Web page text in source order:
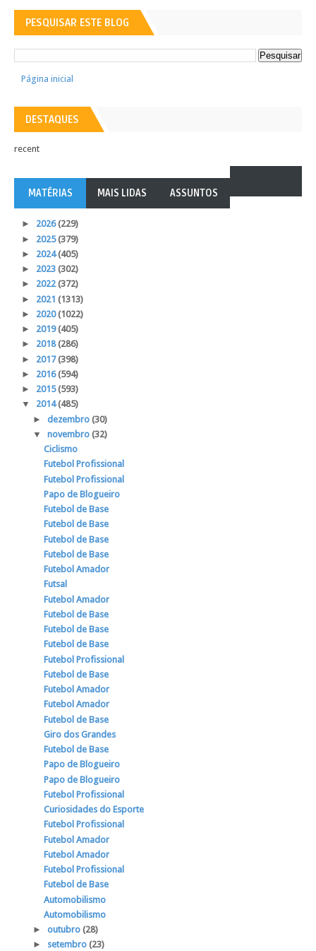
PESQUISAR ESTE BLOG
Página inicial
DESTAQUES
recent
MATÉRIAS MAIS LIDAS ASSUNTOS
► 2026(229)
► 2025(379)
► 2024(405)
► 2023 (302)
► 2022(372)
► 2021 (1313)
► 2020(1022)
► 2019(405)
► 2018(286)
► 2017(398)
► 2016(594)
► 2015(593)
▼ 2014(485)
► dezembro (30)
▼ novembro (32)
Ciclismo
Futebol Profissional
Futebol Profissional
Papo de Blogueiro
Futebol de Base
Futebol de Base
Futebol de Base
Futebol de Base
Futebol Amador
Futsal
Futebol Amador
Futebol de Base
Futebol de Base
Futebol de Base
Futebol Profissional
Futebol de Base
Futebol Amador
Futebol Amador
Futebol de Base
Giro dos Grandes
Futebol de Base
Papo de Blogueiro
Papo de Blogueiro
Futebol Profissional
Curiosidades do Esporte
Futebol Profissional
Futebol Amador
Futebol Amador
Futebol Profissional
Futebol de Base
Automobilismo
Automobilismo
► outubro (28)
► setembro (23)